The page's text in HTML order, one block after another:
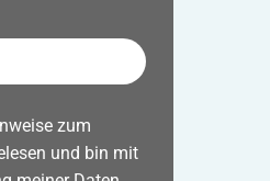
zum
und bin mit